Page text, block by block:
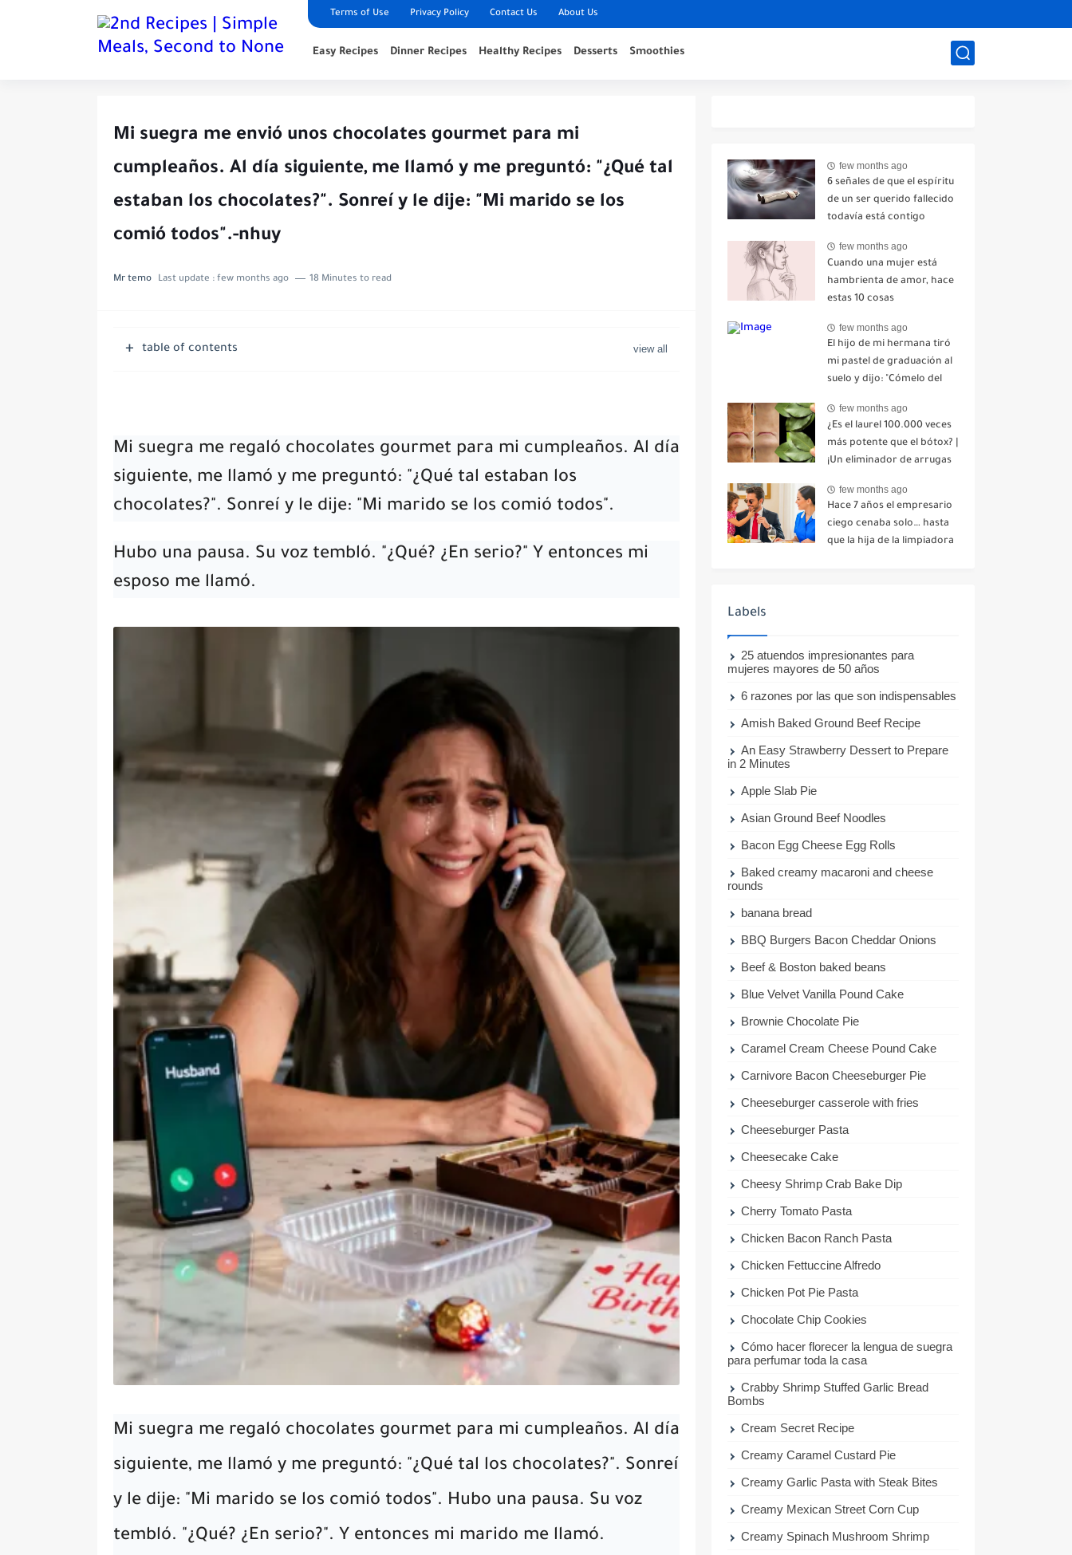
Terms of Use Privacy Policy Contact Us About Us
Easy Recipes Dinner Recipes Healthy Recipes Desserts Smoothies
Mi suegra me envió unos chocolates gourmet para mi
cumpleaños. Al día siguiente, me llamó y me preguntó: "¿Qué tal
estaban los chocolates?". Sonreí y le dije: "Mi marido se los
comió todos".-nhuy
Mr temo Last update : few months ago 18 Minutes to read
table of contents
Mi suegra me regaló chocolates gourmet para mi cumpleaños. Al día
siguiente, me llamó y me preguntó: "¿Qué tal estaban los
chocolates?". Sonreí y le dije: "Mi marido se los comió todos".
Hubo una pausa. Su voz tembló. "¿Qué? ¿En serio?" Y entonces mi
esposo me llamó.
Mi suegra me regaló chocolates gourmet para mi cumpleaños. Al día
siguiente, me llamó y me preguntó: "¿Qué tal los chocolates?". Sonreí
y le dije: "Mi marido se los comió todos". Hubo una pausa. Su voz
tembló. "¿Qué? ¿En serio?". Y entonces mi marido me llamó.
few months ago
6 señales de que el espíritu
de un ser querido fallecido
todavía está contigo
few months ago
Cuando una mujer está
hambrienta de amor, hace
estas 10 cosas
few months ago
El hijo de mi hermana tiró
mi pastel de graduación al
suelo y dijo: "Cómelo del
echó a reír. No dije ni una
palabra. Esa misma noche,
mi madre me envió un
mensaje: "Hemos decidido
cortar todo contacto.
Aléjate para siempre"-nhuy
few months ago
¿Es el laurel 100.000 veces
más potente que el bótox? |
¡Un eliminador de arrugas
años!
few months ago
Hace 7 años el empresario
ciego cenaba solo… hasta
que la hija de la limpiadora
Labels
25 atuendos impresionantes para
mujeres mayores de 50 años
6 razones por las que son indispensables
Amish Baked Ground Beef Recipe
An Easy Strawberry Dessert to Prepare
in 2 Minutes
Apple Slab Pie
Asian Ground Beef Noodles
Bacon Egg Cheese Egg Rolls
Baked creamy macaroni and cheese
rounds
banana bread
BBQ Burgers Bacon Cheddar Onions
Beef & Boston baked beans
Blue Velvet Vanilla Pound Cake
Brownie Chocolate Pie
Caramel Cream Cheese Pound Cake
Carnivore Bacon Cheeseburger Pie
Cheeseburger casserole with fries
Cheeseburger Pasta
Cheesecake Cake
Cheesy Shrimp Crab Bake Dip
Cherry Tomato Pasta
Chicken Bacon Ranch Pasta
Chicken Fettuccine Alfredo
Chicken Pot Pie Pasta
Chocolate Chip Cookies
Cómo hacer florecer la lengua de suegra
para perfumar toda la casa
Crabby Shrimp Stuffed Garlic Bread
Bombs
Cream Secret Recipe
Creamy Caramel Custard Pie
Creamy Garlic Pasta with Steak Bites
Creamy Mexican Street Corn Cup
Creamy Spinach Mushroom Shrimp